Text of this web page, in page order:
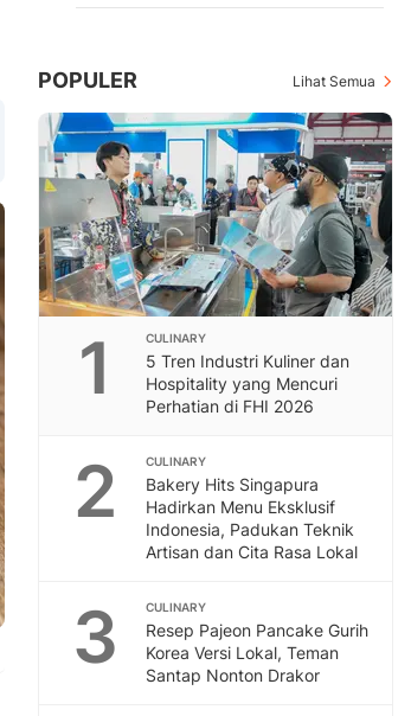
POPULER Lihat Semua
1 CULINARY
5 Tren Industri Kuliner dan
Hospitality yang Mencuri
Perhatian di FHI 2026
2 CULINARY
Bakery Hits Singapura
Hadirkan Menu Eksklusif
Indonesia, Padukan Teknik
Artisan dan Cita Rasa Lokal
3 CULINARY
Resep Pajeon Pancake Gurih
Korea Versi Lokal, Teman
Santap Nonton Drakor